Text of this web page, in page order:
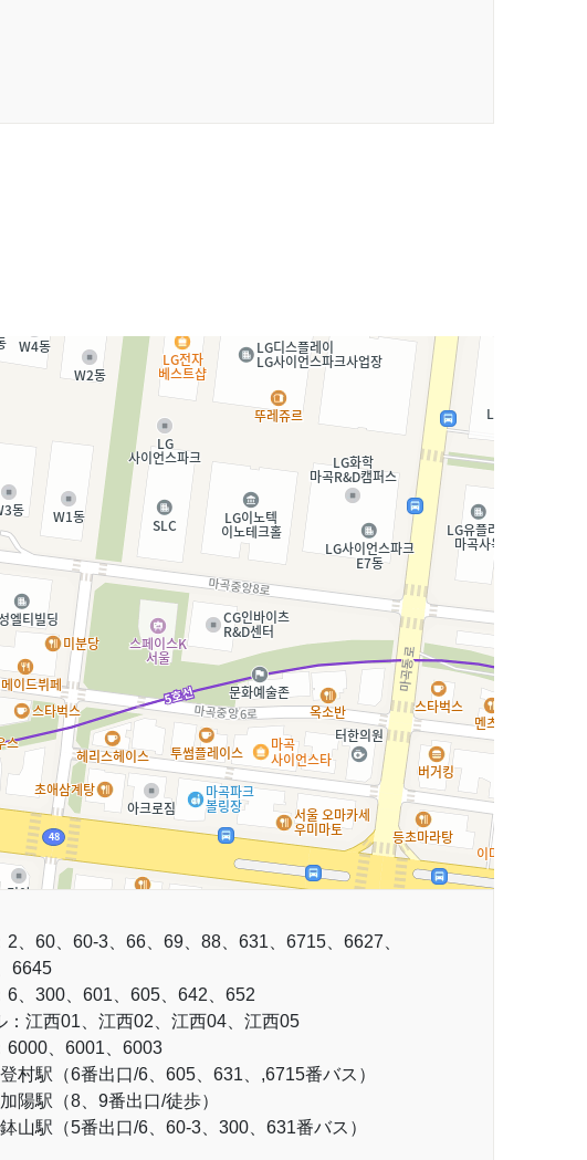
2、60、60-3、66、69、88、631、6715、6627、
6645
6、300、601、605、642、652
：江西01、江西02、江西04、江西05
6000、6001、6003
村駅（6番出口/6、605、631、,6715番バス）
陽駅（8、9番出口/徒歩）
山駅（5番出口/6、60-3、300、631番バス）